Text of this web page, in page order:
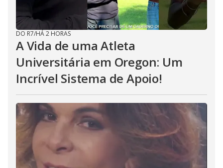
DO R7/HÁ 2 HORAS
A Vida de uma Atleta
Universitária em Oregon: Um
Incrível Sistema de Apoio!